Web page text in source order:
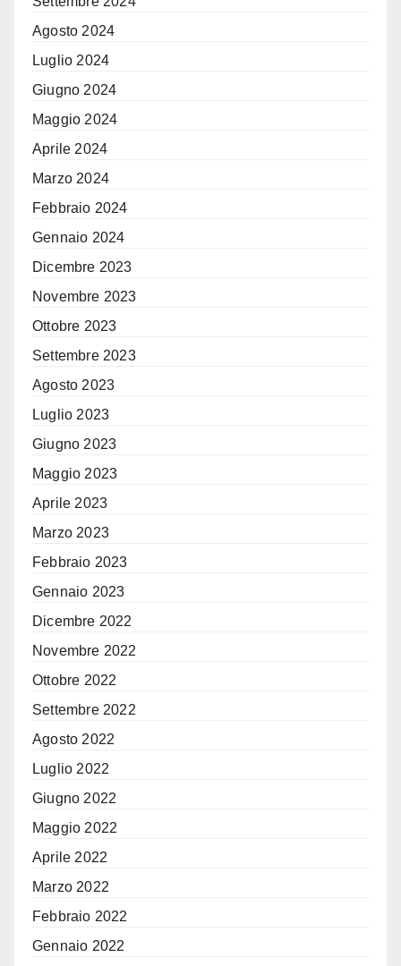
Agosto 2024
Luglio 2024
Giugno 2024
Maggio 2024
Aprile 2024
Marzo 2024
Febbraio 2024
Gennaio 2024
Dicembre 2023
Novembre 2023
Ottobre 2023
Settembre 2023
Agosto 2023
Luglio 2023
Giugno 2023
Maggio 2023
Aprile 2023
Marzo 2023
Febbraio 2023
Gennaio 2023
Dicembre 2022
Novembre 2022
Ottobre 2022
Settembre 2022
Agosto 2022
Luglio 2022
Giugno 2022
Maggio 2022
Aprile 2022
Marzo 2022
Febbraio 2022
Gennaio 2022